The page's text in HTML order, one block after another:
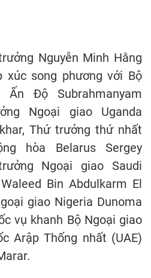
Nguyễn Minh Hằng
xúc song phương với Bộ
Độ Subrahmanyam
Ngoại giao Uganda
Thứ trưởng thứ nhất
hòa Belarus Sergey
Ngoại giao Saudi
Bin Abdulkarm El
giao Nigeria Dunoma
vụ khanh Bộ Ngoại giao
Arập Thống nhất (UAE)